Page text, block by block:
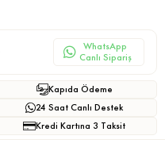
WhatsApp
Canlı Sipariş
Kapıda Ödeme
24 Saat Canlı Destek
Kredi Kartına 3 Taksit